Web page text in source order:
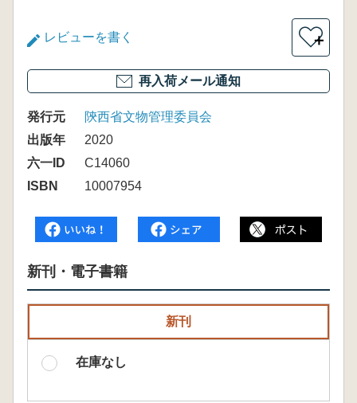
レビューを書く ＋
再入荷メール通知
発行元
陝西省文物管理委員会
出版年
2020
六一ID
C14060
ISBN
10007954
新刊・電子書籍
新刊
在庫なし